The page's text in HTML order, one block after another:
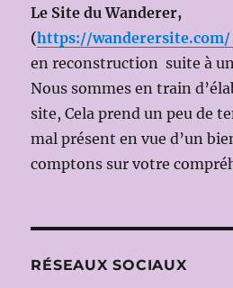
Le Site du Wanderer,
(https://wanderersite.com/
en reconstruction suite à
Nous sommes en train
site, Cela prend un peu de
mal présent en vue d’un
comptons sur votre
RÉSEAUX SOCIAUX